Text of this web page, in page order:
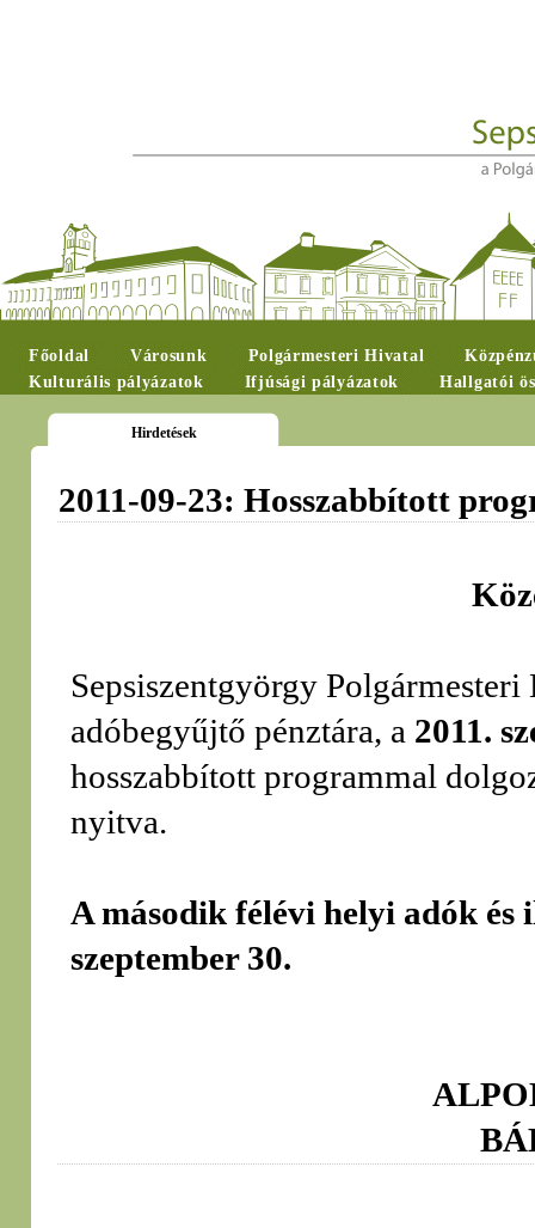
Főoldal Városunk Polgármesteri Hivatal
Kulturális pályázatok
Ifjúsági pályázatok Hallgatói
Hirdetések
2011-09-23: Hosszabbított
Sepsiszentgyörgy
adóbegyűjtő pénztára, a 2011.
hosszabbított programmal
nyitva.
A második félévi helyi adók
szeptember 30.